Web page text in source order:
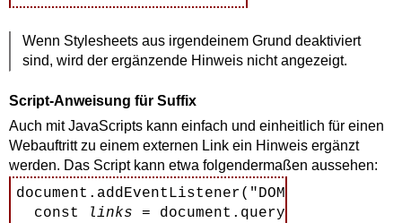
Wenn Stylesheetsaus irgendeinem Grund deaktiviert
sind, wird der ergänzende Hinweis nicht angezeigt.
Script-Anweisung für Suffix
Auch mit JavaScripts kann einfach und einheitlich für einen
Webauftritt zu einem externen Link ein Hinweis ergänzt
werden. Das Script kann etwa folgendermaßen aussehen:
  const
links =